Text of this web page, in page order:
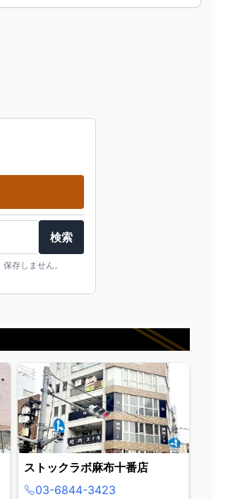
検索
存しません。
ストックラボ麻布十番店
03-6844-3423